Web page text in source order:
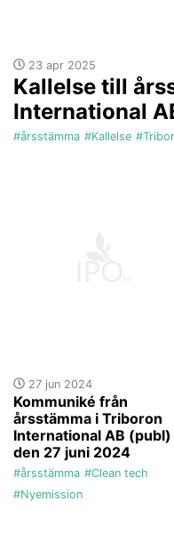
23 apr 2025
Kallelse till
International
#årsstämma #Kallelse
27 jun 2024
Kommuniké från
årsstämma i Triboron
International AB (publ)
den 27 juni 2024
#årsstämma #Clean tech
#Nyemission